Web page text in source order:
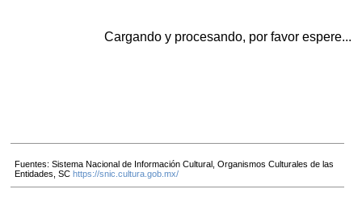
Cargando y procesando, por favor espere...
Fuentes: Sistema Nacional de Información Cultural, Organismos Culturales de las
Entidades, SChttps://snic.cultura.gob.mx/